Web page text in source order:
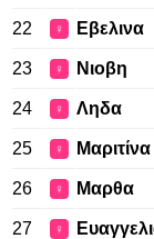
22 ♀ Εβελινα
23 ♀ Νιοβη
24 ♀ Ληδα
25 ♀ Μαριτίνα
26 ♀ Μαρθα
27 ♀